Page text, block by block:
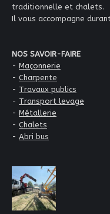
traditionnelle et chalets.
Il vous accompagne
NOS SAVOIR-FAIRE
- Maçonnerie
- Charpente
- Travaux publics
- Transport levage
- Métallerie
- Chalets
- Abri bus